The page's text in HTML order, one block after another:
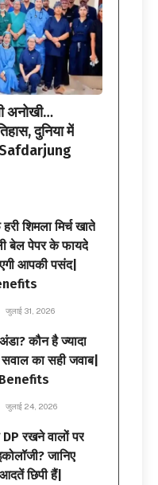
अनोखी…
दुनिया में
शिमला मिर्च खाते
बेल पेपर के फायदे
आपकी पसंद|
जुलाई 31, 2026
कौन है ज्यादा
का सही जवाब|
जुलाई 24, 2026
रखने वालों पर
जानिए
छिपी हैं|